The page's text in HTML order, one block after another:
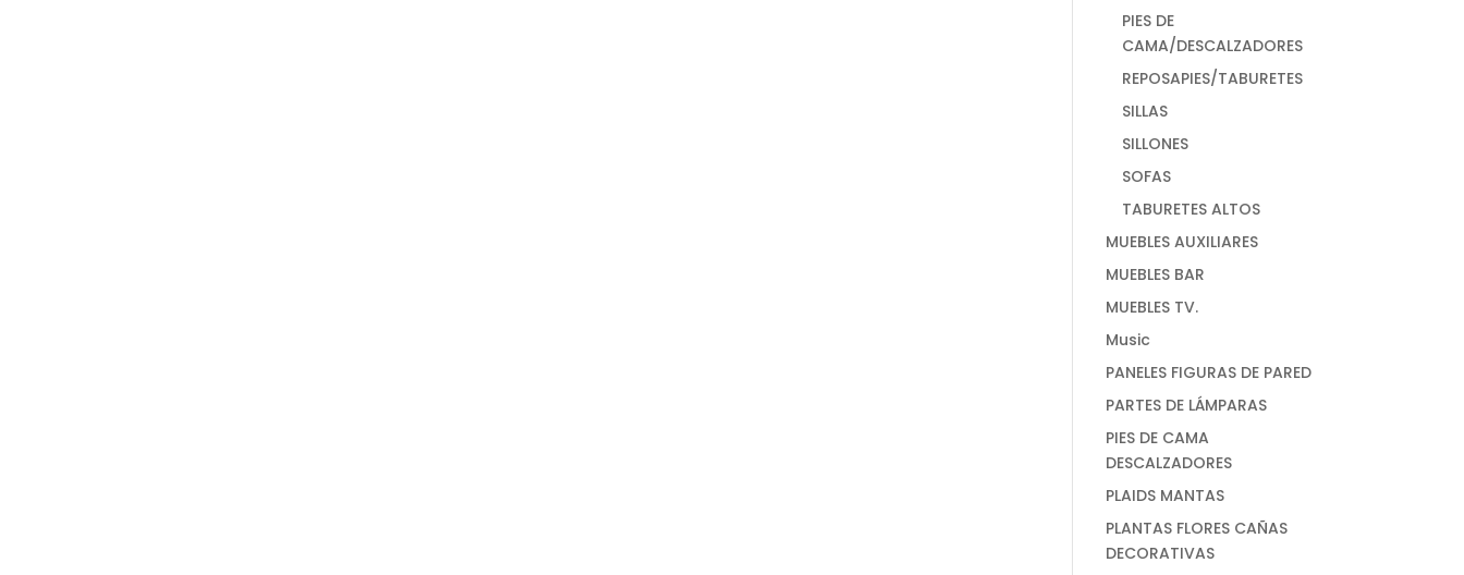
PIES DE
CAMA/DESCALZADORES
REPOSAPIES/TABURETES
SILLAS
SILLONES
SOFAS
TABURETES ALTOS
MUEBLES AUXILIARES
MUEBLES BAR
MUEBLES TV.
Music
PANELES FIGURAS DE PARED
PARTES DE LÁMPARAS
PIES DE CAMA
DESCALZADORES
PLAIDS MANTAS
PLANTAS FLORES CAÑAS
DECORATIVAS